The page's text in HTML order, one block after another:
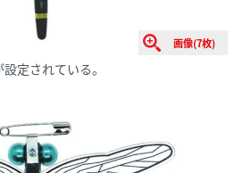
画像(7枚)
定されている。